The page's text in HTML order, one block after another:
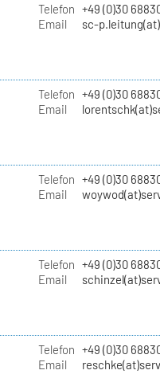
Telefon +49 (0)30
Email
sc-
Telefon +49 (0)30
Email
Telefon +49 (0)30
Email
Telefon +49 (0)30
Email
Telefon +49 (0)30
Email